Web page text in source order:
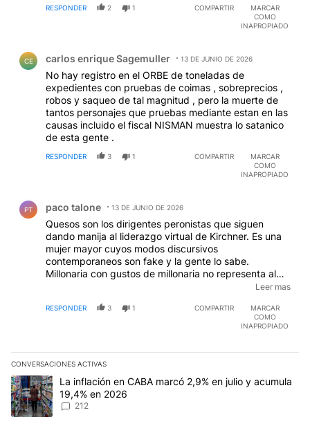
RESPONDER 2 1 COMPARTIR
MARCAR
COMO
INAPROPIADO
CE carlos enrique Sagemuller 13 DE JUNIO DE 2026
No hay registro en el ORBE de toneladas de
expedientes con pruebas de coimas , sobreprecios ,
robos y saqueo de tal magnitud , pero la muerte de
tantos personajes que pruebas mediante estan en las
causas incluido el fiscal NISMAN muestra lo satanico
de esta gente .
RESPONDER 3 1 COMPARTIR
MARCAR
COMO
INAPROPIADO
PT paco talone 13 DE JUNIO DE 2026
Quesos son los dirigentes peronistas que siguen
dando manija al liderazgo virtual de Kirchner. Es una
mujer mayor cuyos modos discursivos
contemporaneos son fake y la gente lo sabe.
Millonaria con gustos de millonaria no representa al
pueblo joven que labura si es que consigue laburo y
internas y las elecciones.
Leer mas
RESPONDER 3 1 COMPARTIR
MARCAR
COMO
INAPROPIADO
CONVERSACIONES ACTIVAS
Este listado muestra los artículos con más comentarios en los
Un artículo de tendencia con el título "La inflación en CABA
La inflación en CABA marcó 2,9% en julio y acumula
19,4% en 2026
212